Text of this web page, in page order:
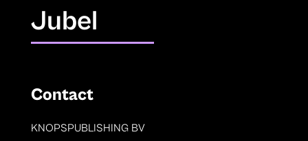
Jubel
Contact
KNOPSPUBLISHING BV